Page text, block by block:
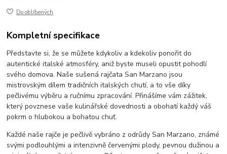
Do oblíbených
Kompletní specifikace
Představte si, že se můžete kdykoliv a kdekoliv ponořit do
autentické italské atmosféry, aniž byste museli opustit pohodlí
svého domova. Naše sušená rajčata San Marzano jsou
mistrovským dílem tradičních italských chutí, a to vše díky
pečlivému výběru a ručnímu zpracování. Přinášíme vám zážitek,
který povznese vaše kulinářské dovednosti a obohatí každý váš
pokrm o hlubokou a bohatou chuť.
Každé naše rajče je pečlivě vybráno z odrůdy San Marzano, známé
svými podlouhlými a intenzivně červenými plody, pevnou dužinou a